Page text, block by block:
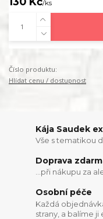
/ks
Číslo produktu:
Hlídat cenu / dostupnost
Kája Saudek
Vše s tematikou
Doprava
...při nákupu za
Osobní péče
Každá
strany, a balíme ji